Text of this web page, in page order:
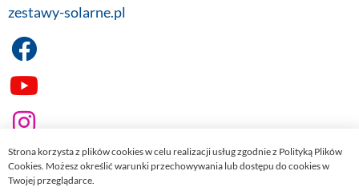
zestawy-solarne.pl
Strona korzysta z plików cookies w celu realizacji usług zgodnie z Polityką Plików
Cookies. Możesz określić warunki przechowywania lub dostępu do cookies w
Twojej przeglądarce.